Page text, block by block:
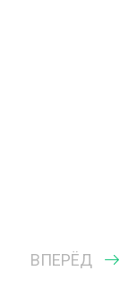
ВПЕРЁД